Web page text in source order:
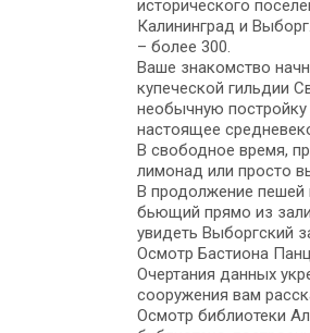
исторического
Калининград и
– более 300.
Ваше знакомство
купеческой гильдии
необычную постройку
настоящее
В свободное время,
лимонад или просто
В продолжение
бьющий прямо из
увидеть Выборгский
Осмотр Бастиона
Очертания данных
сооружения вам
Осмотр библиотеки